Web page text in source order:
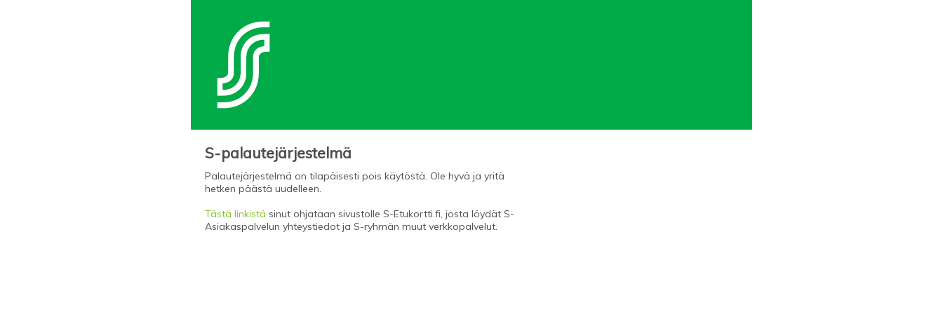
S-palautejärjestelmä
Palautejärjestelmä on tilapäisesti pois käytöstä. Ole hyvä ja yritä
hetken päästä uudelleen.
Tästä linkistä sinut ohjataan sivustolle S-Etukortti.fi, josta löydät S-
Asiakaspalvelun yhteystiedot ja S-ryhmän muut verkkopalvelut.